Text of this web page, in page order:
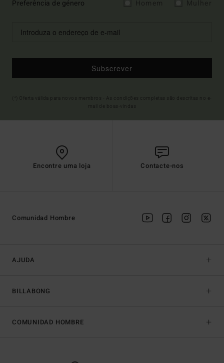
Preferência de género
Subscrever
Encontre uma loja Contacte-nos
AJUDA
BILLABONG
Comunidad Hombre
COMUNIDAD HOMBRE